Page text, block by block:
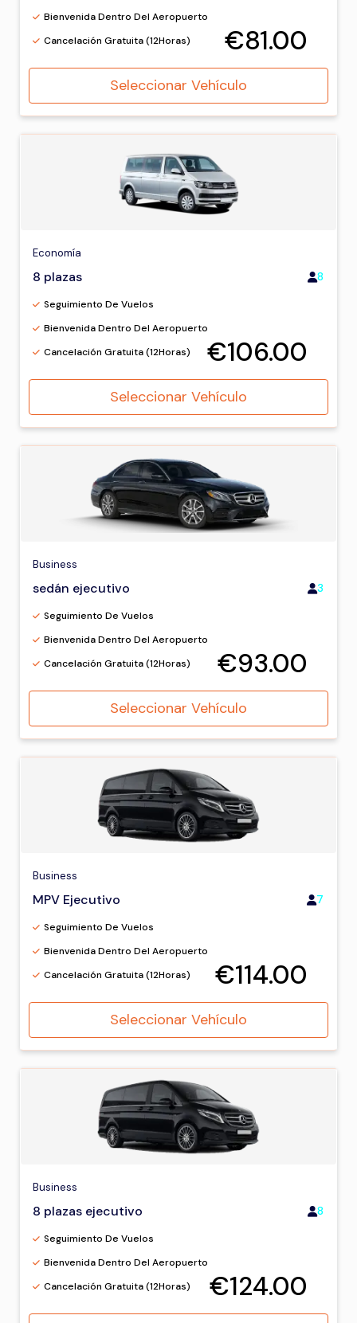
Bienvenida Dentro Del Aeropuerto
Cancelación Gratuita (12Horas)
€81.00
Seleccionar Vehículo
Economía
8 plazas 8
Seguimiento De Vuelos
Bienvenida Dentro Del Aeropuerto
Cancelación Gratuita (12Horas)
€106.00
Seleccionar Vehículo
Business
sedán ejecutivo 3
Seguimiento De Vuelos
Bienvenida Dentro Del Aeropuerto
Cancelación Gratuita (12Horas)
€93.00
Seleccionar Vehículo
Business
MPV Ejecutivo 7
Seguimiento De Vuelos
Bienvenida Dentro Del Aeropuerto
Cancelación Gratuita (12Horas)
€114.00
Seleccionar Vehículo
Business
8 plazas ejecutivo 8
Seguimiento De Vuelos
Bienvenida Dentro Del Aeropuerto
Cancelación Gratuita (12Horas)
€124.00